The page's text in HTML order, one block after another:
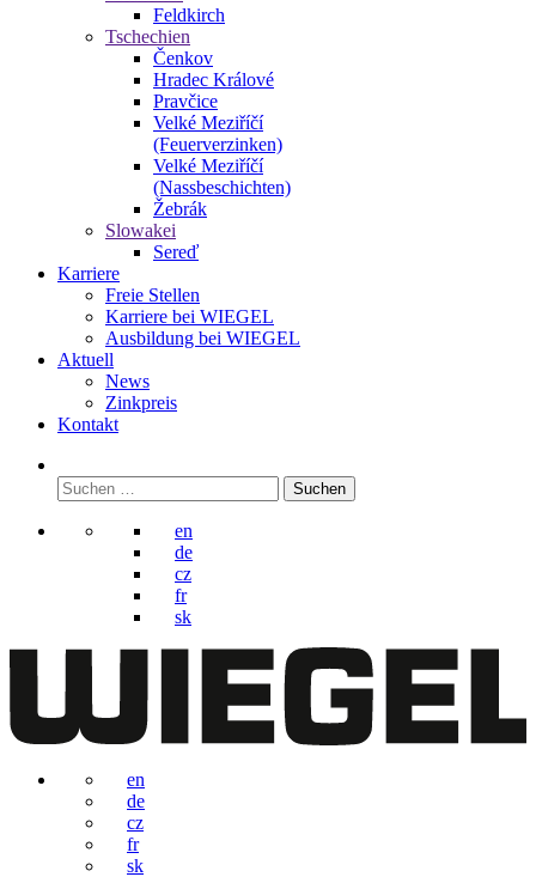
Feldkirch
Tschechien
Čenkov
Hradec Králové
Pravčice
Velké Meziříčí
(Feuerverzinken)
Velké Meziříčí
(Nassbeschichten)
Žebrák
Slowakei
Sereď
Karriere
Freie Stellen
Karriere bei WIEGEL
Ausbildung bei WIEGEL
Aktuell
News
Zinkpreis
Kontakt
Suchen
nach:
en
de
cz
fr
sk
en
de
cz
fr
sk